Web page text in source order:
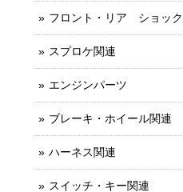
フロント・リア ショッ
スプロケ関連
エンジンパーツ
ブレーキ・ホイール関連
ハーネス関連
スイッチ・キー関連